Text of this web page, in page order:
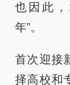
也因此
年”。
首次迎接
择高校和